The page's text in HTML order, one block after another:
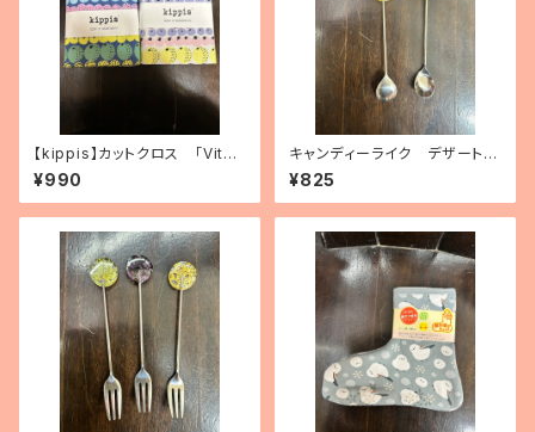
【kippis】カットクロス 「Vita
miini／ビタミン」（3種）
¥990
キャンディーライク デザートス
プーン（2種）
¥825